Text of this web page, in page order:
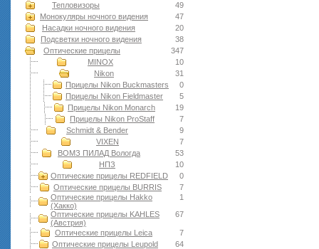
49
Тепловизоры
47
Монокуляры ночного видения
20
Насадки ночного видения
38
Подсветки ночного видения
347
Оптические прицелы
10
MINOX
31
Nikon
0
Прицелы Nikon Buckmasters
5
Прицелы Nikon Fieldmaster
19
Прицелы Nikon Monarch
7
Прицелы Nikon ProStaff
9
Schmidt & Bender
7
VIXEN
53
ВОМЗ ПИЛАД Вологда
10
НПЗ
0
Оптические прицелы REDFIELD
7
Оптические прицелы BURRIS
1
Оптические прицелы Hakko
(Хакко)
67
Оптические прицелы KAHLES
(Австрия)
7
Оптические прицелы Leica
64
Оптические прицелы Leupold